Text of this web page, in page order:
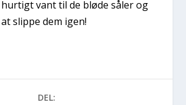
vant til de bløde såler og
slippe dem igen!
DEL: